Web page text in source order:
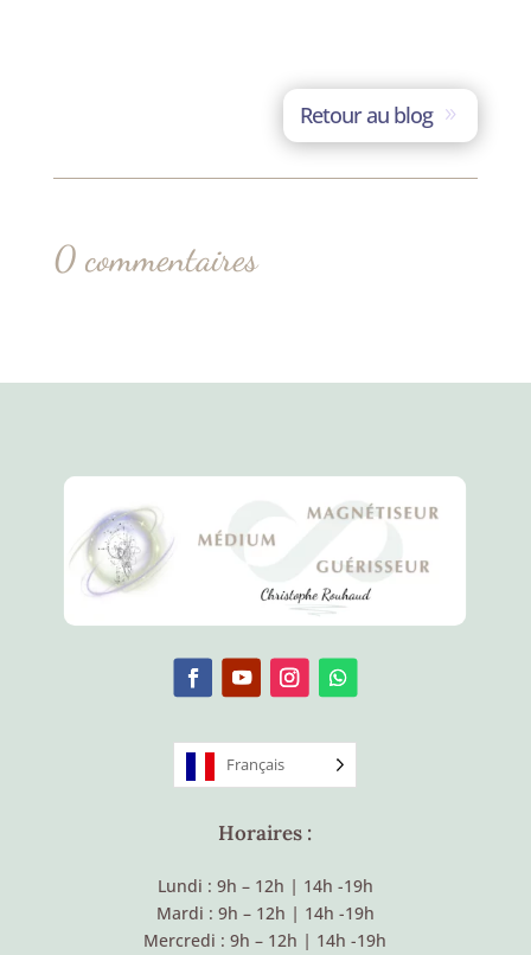
Retour au blog
0 commentaires
Français
Horaires :
Lundi : 9h – 12h | 14h -19h
Mardi : 9h – 12h | 14h -19h
Mercredi : 9h – 12h | 14h -19h